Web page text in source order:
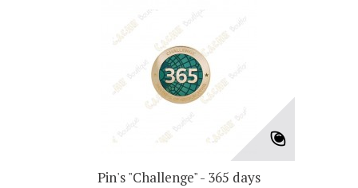
Pin's "Challenge" - 365 days